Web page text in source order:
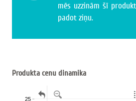
mēs uzzinām šī
padot ziņu.
Produkta cenu dinamika